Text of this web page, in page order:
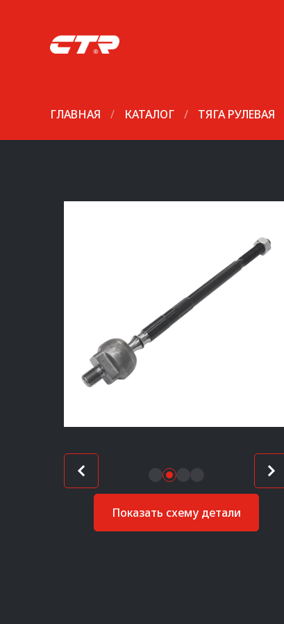
ГЛАВНАЯ / КАТАЛОГ / ТЯГА РУЛЕВАЯ
Показать схему детали